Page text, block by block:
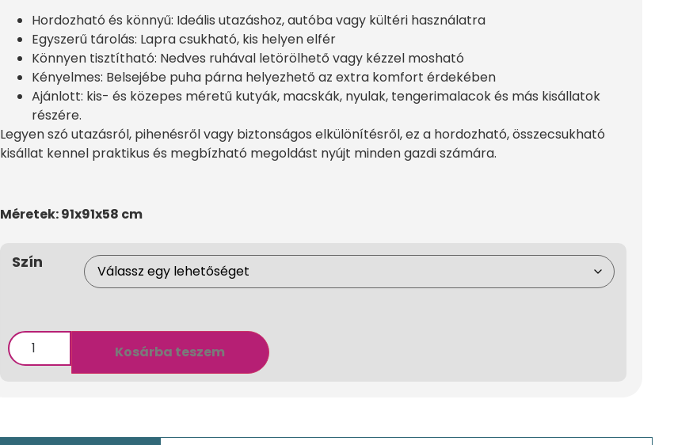
Hordozható és könnyű: Ideális utazáshoz, autóba vagy kültéri használatra
Egyszerű tárolás: Lapra csukható, kis helyen elfér
Könnyen tisztítható: Nedves ruhával letörölhető vagy kézzel mosható
Kényelmes: Belsejébe puha párna helyezhető az extra komfort érdekében
Ajánlott: kis- és közepes méretű kutyák, macskák, nyulak, tengerimalacok és más kisállatok
részére.
Legyen szó utazásról, pihenésről vagy biztonságos elkülönítésről, ez a hordozható, összecsukható
kisállat kennel praktikus és megbízható megoldást nyújt minden gazdi számára.
Méretek: 91x91x58 cm
Szín
Kosárba teszem